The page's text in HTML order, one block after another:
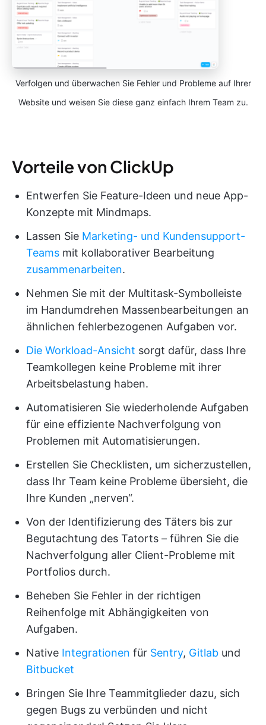
Verfolgen und überwachen Sie Fehler und Probleme auf Ihrer
Website und weisen Sie diese ganz einfach Ihrem Team zu.
Vorteile von ClickUp
Entwerfen Sie Feature-Ideen und neue App-
Konzepte mit Mindmaps.
Lassen Sie Marketing- und Kundensupport-
Teams mit kollaborativer Bearbeitung
zusammenarbeiten.
Nehmen Sie mit der Multitask-Symbolleiste
im Handumdrehen Massenbearbeitungen an
ähnlichen fehlerbezogenen Aufgaben vor.
Die Workload-Ansicht sorgt dafür, dass Ihre
Teamkollegen keine Probleme mit ihrer
Arbeitsbelastung haben.
Automatisieren Sie wiederholende Aufgaben
für eine effiziente Nachverfolgung von
Problemen mit Automatisierungen.
Erstellen Sie Checklisten, um sicherzustellen,
dass Ihr Team keine Probleme übersieht, die
Ihre Kunden „nerven“.
Von der Identifizierung des Täters bis zur
Begutachtung des Tatorts – führen Sie die
Nachverfolgung aller Client-Probleme mit
Portfolios durch.
Beheben Sie Fehler in der richtigen
Reihenfolge mit Abhängigkeiten von
Aufgaben.
Native Integrationen für Sentry, Gitlab und
Bitbucket
Bringen Sie Ihre Teammitglieder dazu, sich
gegen Bugs zu verbünden und nicht